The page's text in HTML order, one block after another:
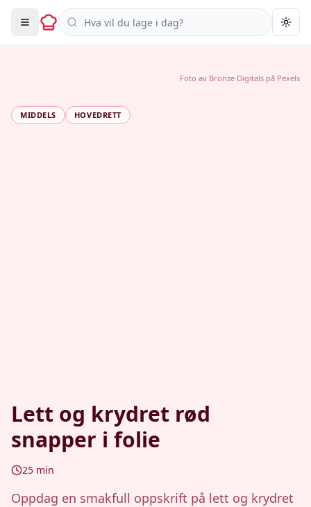
Søk i oppskrifter
MIDDELS HOVEDRETT
Lett og krydret rød
snapper i folie
25 min
Oppdag en smakfull oppskrift på lett og krydret
Foto av Bronze Digitals på Pexels